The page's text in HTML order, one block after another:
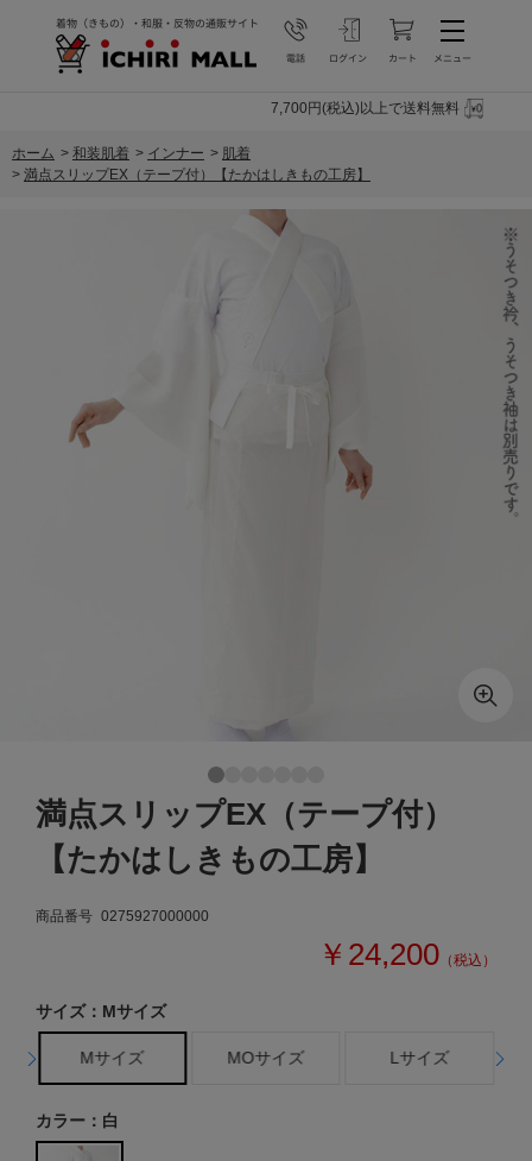
7,700円(税込)以上で送料無料
ホーム > 和装肌着 > インナー > 肌着
> 満点スリップEX（テープ付）【たかはしきもの工房】
満点スリップEX（テープ付）
【たかはしきもの工房】
商品番号 0275927000000
￥24,200 （税込）
サイズ：Mサイズ
Mサイズ MOサイズ Lサイズ
カラー：白